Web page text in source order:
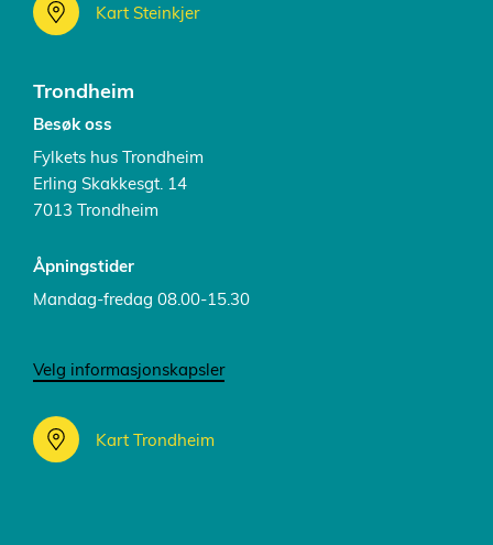
Kart Steinkjer
Trondheim
Besøk oss
Fylkets hus Trondheim
Erling Skakkesgt. 14
7013 Trondheim
Åpningstider
Mandag-fredag 08.00-15.30
Velg informasjonskapsler
Kart Trondheim